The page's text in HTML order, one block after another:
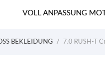
VOLL ANPASSUNG
BEKLEIDUNG 7.0 RUSH-T